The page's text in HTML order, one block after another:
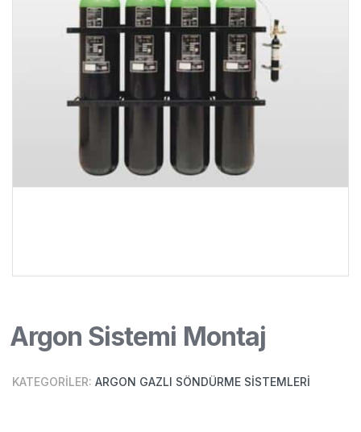
Argon Sistemi Montaj
KATEGORILER: ARGON GAZLI SÖNDÜRME SISTEMLERI